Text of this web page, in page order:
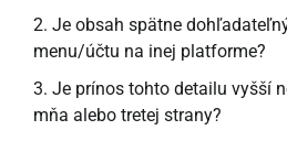
Je obsah spätne
menu/účtu na inej platforme?
Je prínos tohto detailu vyšší
mňa alebo tretej strany?